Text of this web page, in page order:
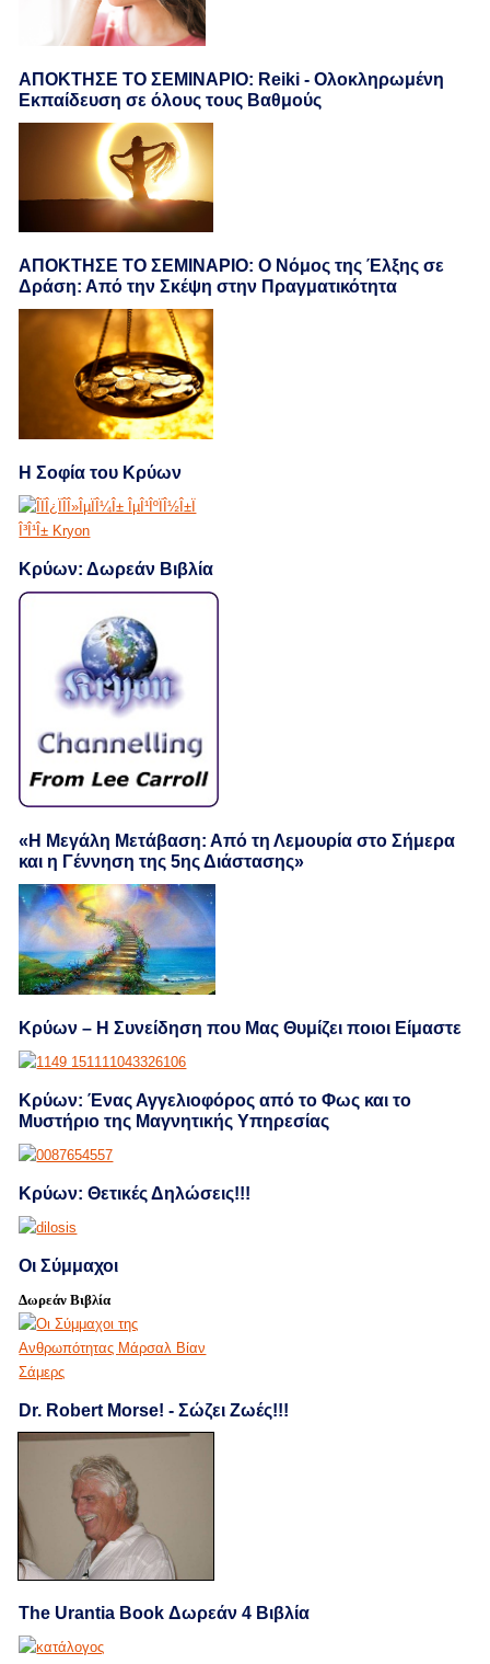
ΑΠΟΚΤΗΣΕ ΤΟ ΣΕΜΙΝΑΡΙΟ: Reiki - Ολοκληρωμένη
Εκπαίδευση σε όλους τους Βαθμούς
ΑΠΟΚΤΗΣΕ ΤΟ ΣΕΜΙΝΑΡΙΟ: Ο Νόμος της Έλξης σε
Δράση: Από την Σκέψη στην Πραγματικότητα
Η Σοφία του Κρύων
Κρύων: Δωρεάν Βιβλία
«Η Μεγάλη Μετάβαση: Από τη Λεμουρία στο Σήμερα
και η Γέννηση της 5ης Διάστασης»
Κρύων – Η Συνείδηση που Μας Θυμίζει ποιοι Είμαστε
Κρύων: Ένας Αγγελιοφόρος από το Φως και το
Μυστήριο της Μαγνητικής Υπηρεσίας
Κρύων: Θετικές Δηλώσεις!!!
Οι Σύμμαχοι
Δωρεάν Βιβλία
Dr. Robert Morse! - Σώζει Ζωές!!!
The Urantia Book Δωρεάν 4 Βιβλία